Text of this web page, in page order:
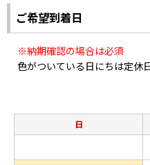
ご希望到着日
※納期確認の場合は必須
色がついている日にちは定休
日